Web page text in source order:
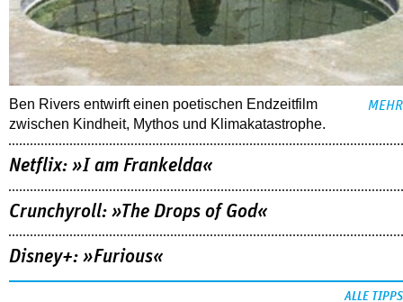
Ben Rivers entwirft einen poetischen Endzeitfilm
zwischen Kindheit, Mythos und Klimakatastrophe.
MEHR
Netflix: »I am Frankelda«
Crunchyroll: »The Drops of God«
Disney+: »Furious«
ALLE TIPPS